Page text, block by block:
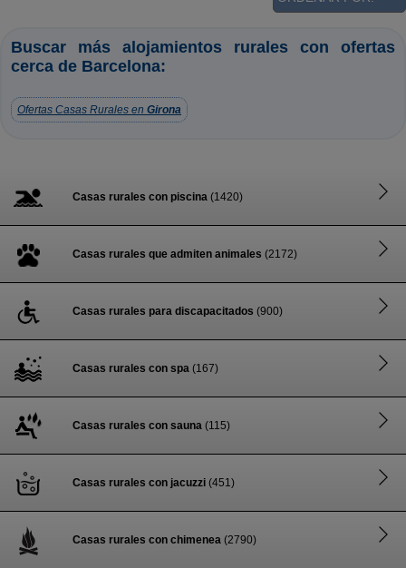
Buscar más alojamientos rurales con ofertas
cerca de Barcelona:
Ofertas Casas Rurales en Girona
Casas rurales con piscina (1420)
Casas rurales que admiten animales (2172)
Casas rurales para discapacitados (900)
Casas rurales con spa (167)
Casas rurales con sauna (115)
Casas rurales con jacuzzi (451)
Casas rurales con chimenea (2790)